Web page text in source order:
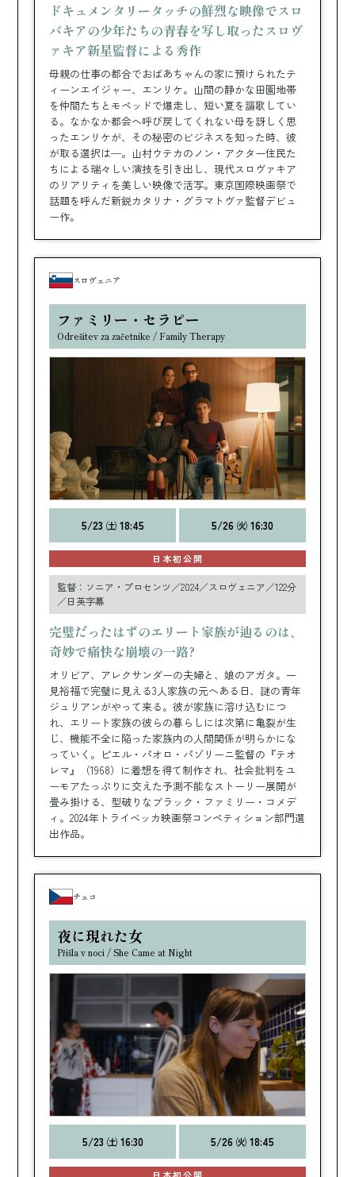
ドキュメンタリータッチの鮮烈な映像でスロ
バキアの少年たちの青春を写し取ったスロヴ
ァキア新星監督による秀作
母親の仕事の都合でおばあちゃんの家に預けられたテ
ィーンエイジャー、エンリケ。山間の静かな田園地帯
を仲間たちとモペッドで爆走し、短い夏を謳歌してい
る。なかなか都会へ呼び戻してくれない母を訝しく思
ったエンリケが、その秘密のビジネスを知った時、彼
が取る選択は─。山村ウテカのノン・アクター住民た
ちによる瑞々しい演技を引き出し、現代スロヴァキア
のリアリティを美しい映像で活写。東京国際映画祭で
話題を呼んだ新鋭カタリナ・グラマトヴァ監督デビュ
ー作。
スロヴェニア
ファミリー・セラピー
Odrešitev za začetnike / Family Therapy
5/23 ㈯ 18:45 5/26 ㈫ 16:30
日本初公開
監督：ソニア・プロセンツ／2024／スロヴェニア／122分
／日英字幕
完璧だったはずのエリート家族が辿るのは、
奇妙で痛快な崩壊の一路?
オリビア、アレクサンダーの夫婦と、娘のアガタ。一
見裕福で完璧に見える3人家族の元へある日、謎の青年
ジュリアンがやって来る。彼が家族に溶け込むにつ
れ、エリート家族の彼らの暮らしには次第に亀裂が生
じ、機能不全に陥った家族内の人間関係が明らかにな
っていく。ピエル・パオロ・パゾリーニ監督の『テオ
レマ』（1968）に着想を得て制作され、社会批判をユ
ーモアたっぷりに交えた予測不能なストーリー展開が
畳み掛ける、型破りなブラック・ファミリー・コメデ
ィ。2024年トライベッカ映画祭コンペティション部門選
出作品。
チェコ
夜に現れた女
Přišla v noci / She Came at Night
5/23 ㈯ 16:30 5/26 ㈫ 18:45